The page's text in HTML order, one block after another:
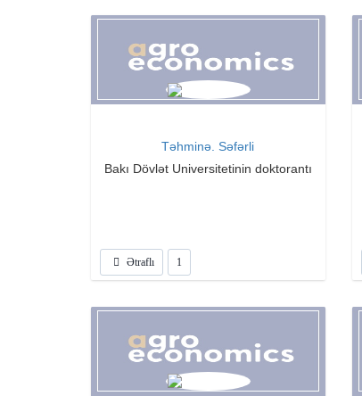
Təhminə. Səfərli
Bakı Dövlət Universitetinin doktorantı
Ətraflı 1